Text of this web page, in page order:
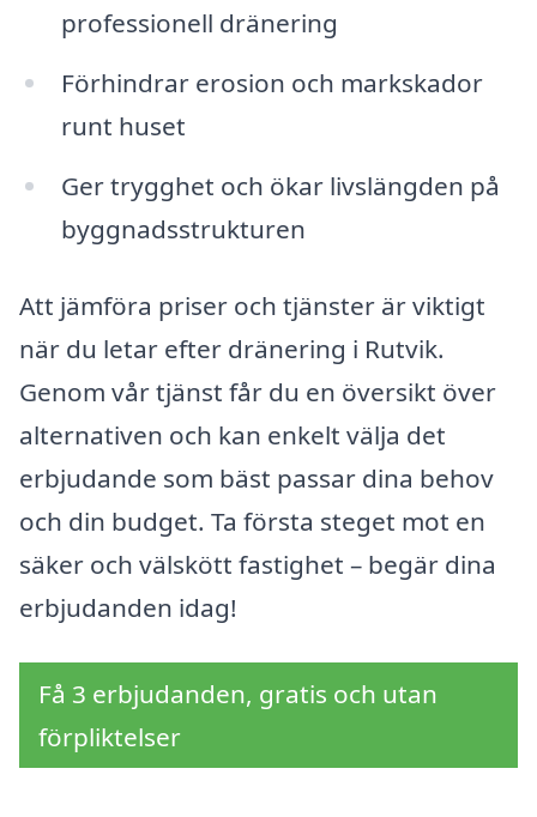
professionell dränering
Förhindrar erosion och markskador
runt huset
Ger trygghet och ökar livslängden på
byggnadsstrukturen
Att jämföra priser och tjänster är viktigt
när du letar efter dränering i Rutvik.
Genom vår tjänst får du en översikt över
alternativen och kan enkelt välja det
erbjudande som bäst passar dina behov
och din budget. Ta första steget mot en
säker och välskött fastighet – begär dina
erbjudanden idag!
Få 3 erbjudanden, gratis och utan
förpliktelser